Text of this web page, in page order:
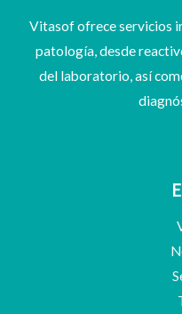
Vitasof ofrece servicios
patología, desde
del laboratorio, así